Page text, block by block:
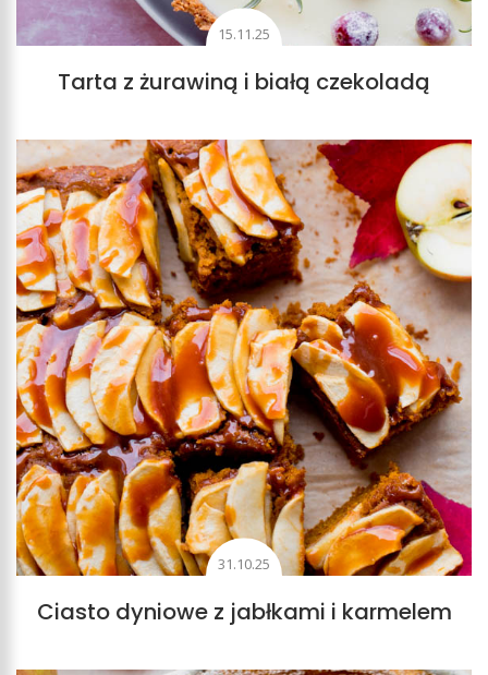
15.11.25
Tarta z żurawiną i białą czekoladą
31.10.25
Ciasto dyniowe z jabłkami i karmelem